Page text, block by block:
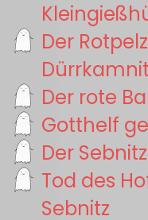
Der
Der rote
Gotthelf
Der
Tod des
Sebnitz